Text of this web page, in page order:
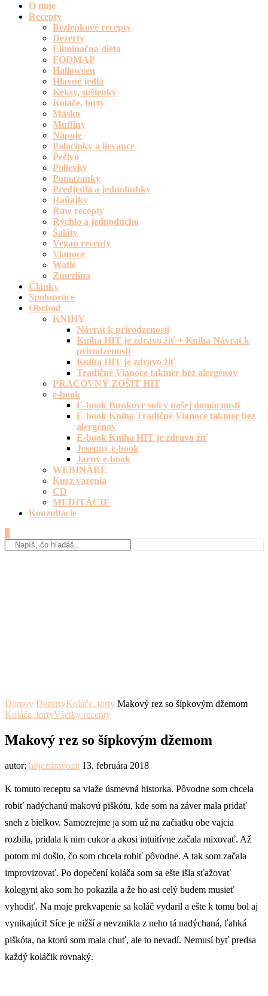
O mne
Recepty
Bezlepkové recepty
Dezerty
Eliminačná diéta
FODMAP
Halloween
Hlavné jedlá
Keksy, sušienky
Koláče, torty
Mäsko
Muffiny
Nápoje
Palacinky a lievance
Pečivo
Polievky
Pomazanky
Predjedlá a jednohubky
Raňajky
Raw recepty
Rýchlo a jednoducho
Šaláty
Vegan recepty
Vianoce
Wafle
Zmrzlina
Články
Spolupráce
Obchod
KNIHY
Návrat k prirodzenosti
Kniha HIT je zdravo žiť + Kniha Návrat k
prirodzenosti
Kniha HIT je zdravo žiť
Tradičné Vianoce takmer bez alergénov
PRACOVNÝ ZOŠIT HIT
e-book
E-book Bunkové soli v našej domácnosti
E-book Kniha Tradičné Vianoce takmer bez
alergénov
E-book Kniha HIT je zdravo žiť
Jesenný e-book
Jarný e-book
WEBINÁRE
Kurz varenia
CD
MEDITÁCIE
Konzultácie
Domov DezertyKoláče, torty Makový rez so šípkovým džemom
Koláče, tortyVšetky recepty
Makový rez so šípkovým džemom
autor: hitjezdravozit 13. februára 2018
K tomuto receptu sa viaže úsmevná historka. Pôvodne som chcela
robiť nadýchanú makovú piškótu, kde som na záver mala pridať
sneh z bielkov. Samozrejme ja som už na začiatku obe vajcia
rozbila, pridala k nim cukor a akosi intuitívne začala mixovať. Až
potom mi došlo, čo som chcela robiť pôvodne. A tak som začala
improvizovať. Po dopečení koláča som sa ešte išla sťažovať
kolegyni ako som ho pokazila a že ho asi celý budem musieť
vyhodiť. Na moje prekvapenie sa koláč vydaril a ešte k tomu bol aj
vynikajúci! Síce je nižší a nevznikla z neho tá nadýchaná, ľahká
piškóta, na ktorú som mala chuť, ale to nevadí. Nemusí byť predsa
každý koláčik rovnaký.